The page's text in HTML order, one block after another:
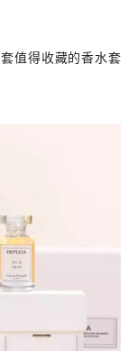
值得收藏的香水套